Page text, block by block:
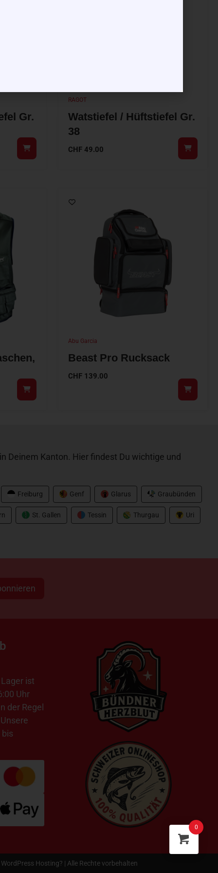
Gr.
RAGOT
Watstiefel / Hüftstiefel Gr.
38
CHF49.00
Abu Garcia
Beast Pro Rucksack
CHF139.00
Deinem Kanton. Hier findest Du wichtige und
Freiburg Genf Glarus Graubünden
St. Gallen Tessin Thurgau Uri
ist
Uhr
der Regel
WordPress Hosting? | Alle Rechte vorbehalten
0